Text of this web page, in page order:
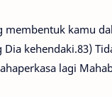
membentuk kamu
kehendaki.83)
lagi